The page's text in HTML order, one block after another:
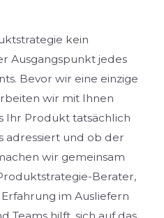
kein
Ausgangspunkt jedes
Bevor wir eine einzige
wir mit Ihnen
Ihr Produkt tatsächlich
adressiert und ob der
wir gemeinsam
Berater,
im Ausliefern